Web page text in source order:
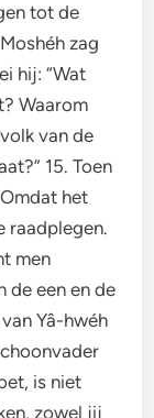
tot de
zag
hij: “Wat
Waarom
van de
15. Toen
het
raadplegen.
men
de een en de
Yâ-hwéh
is niet
zowel jij